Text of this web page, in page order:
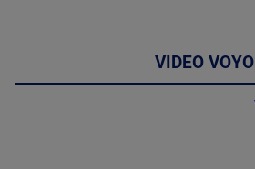
VIDEO VOYO